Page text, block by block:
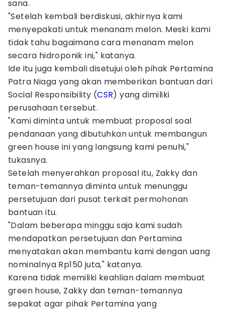
sana.
"Setelah kembali berdiskusi, akhirnya kami
menyepakati untuk menanam melon. Meski kami
tidak tahu bagaimana cara menanam melon
secara hidroponik ini," katanya.
Ide itu juga kembali disetujui oleh pihak Pertamina
Patra Niaga yang akan memberikan bantuan dari
Social Responsibility (CSR) yang dimiliki
perusahaan tersebut.
"Kami diminta untuk membuat proposal soal
pendanaan yang dibutuhkan untuk membangun
green house ini yang langsung kami penuhi,"
tukasnya.
Setelah menyerahkan proposal itu, Zakky dan
teman-temannya diminta untuk menunggu
persetujuan dari pusat terkait permohonan
bantuan itu.
"Dalam beberapa minggu saja kami sudah
mendapatkan persetujuan dan Pertamina
menyatakan akan membantu kami dengan uang
nominalnya Rp150 juta," katanya.
Karena tidak memiliki keahlian dalam membuat
green house, Zakky dan teman-temannya
sepakat agar pihak Pertamina yang